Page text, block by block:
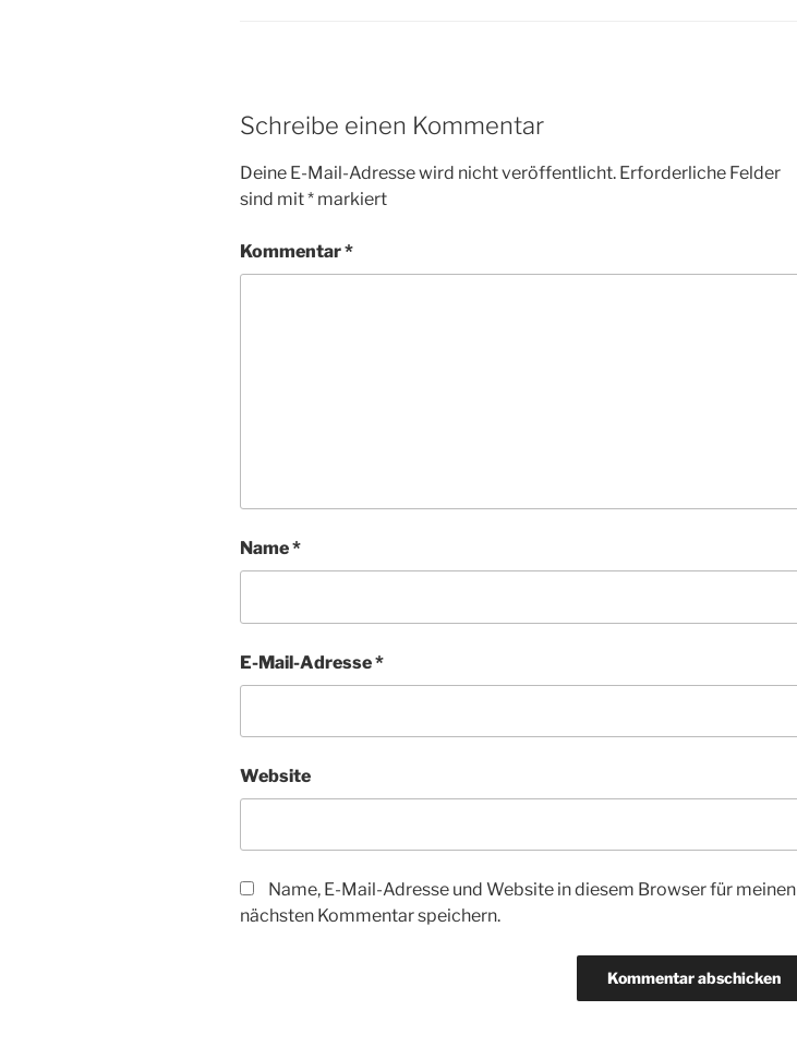
Schreibe einen Kommentar
Deine E-Mail-Adresse wird nicht veröffentlicht. Erforderliche Felder
sind mit* markiert
Kommentar*
Name*
E-Mail-Adresse*
Website
Name, E-Mail-Adresse und Website in diesem Browser für meinen
nächsten Kommentar speichern.